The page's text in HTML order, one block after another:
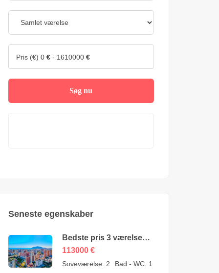
Pris (€) 0 € - 1610000 €
Søg nu
Seneste egenskaber
Bedste pris 3 værelses
lejlighed til salg i Cikcilli
Alanya af ejer – 113000
113000 €
Soveværelse: 2 Bad - WC: 1